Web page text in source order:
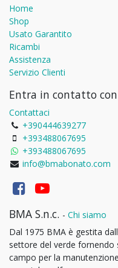
Home
Shop
Usato Garantito
Ricambi
Assistenza
Servizio Clienti
Entra in contatto
Contattaci
+390444639277
+393488067695
+393488067695
info@bmabonato.com
BMA S.n.c. - Chi siamo
Dal 1975 BMA è gestita
settore del verde
campo per la